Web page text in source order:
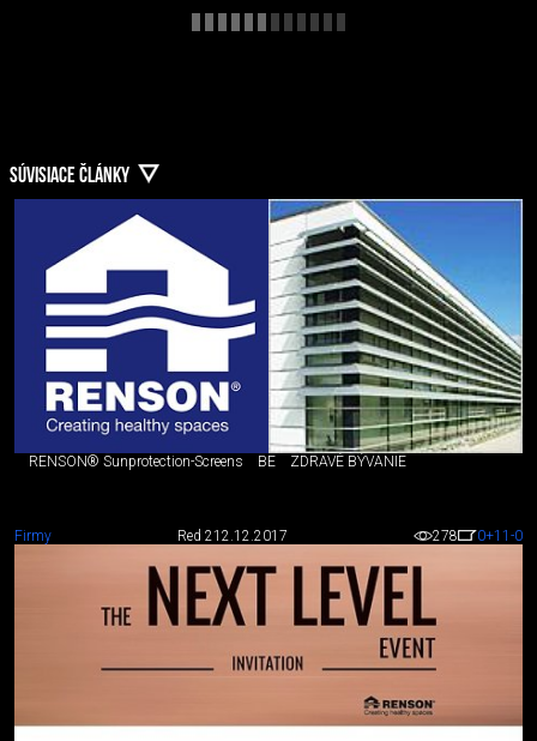
SÚVISIACE ČLÁNKY
RENSON® Sunprotection-Screens BE ZDRAVÉ BÝVANIE
Firmy Red 212.12.2017 278 0+11 -0